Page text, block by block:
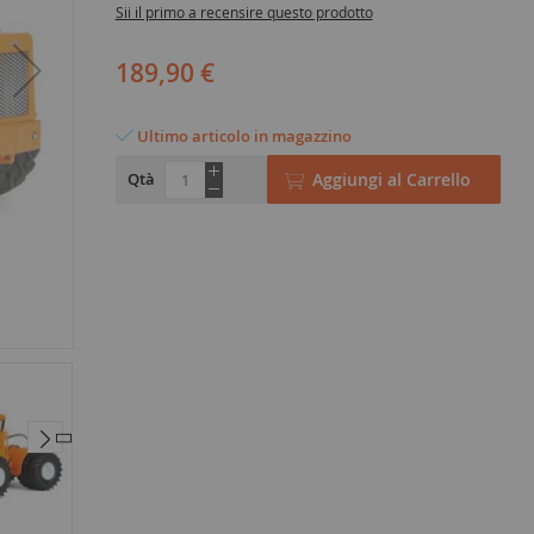
Sii il primo a recensire questo prodotto
189,90 €
Ultimo articolo in magazzino
Qtà
Aggiungi al Carrello